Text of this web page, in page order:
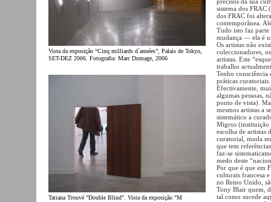
Vista da exposição “Cinq milliards d`années”, Palais de Tokyo,
SET-DEZ 2006. Fotografia: Marc Domage, 2006
Tatiana Trouvé "Double Blind". Vista da exposição "M
sistema dos FRAC
dos FRAC foi
contemporânea.
Tudo isto faz parte
mudança — ela é
Os artistas não
coleccionadores,
artistas. Este
trabalho
Tenho consciência
práticas
Efectivamente,
algumas pessoas,
ponto de vista).
mesmos artistas a
sistemático a
Migros (instituição
escolha de artistas
curatorial, muda
que tem
faz-se
medo deste
Por que é que em
culturais francesa
no Reino Unido,
Tony Blair quem,
tal como sucede